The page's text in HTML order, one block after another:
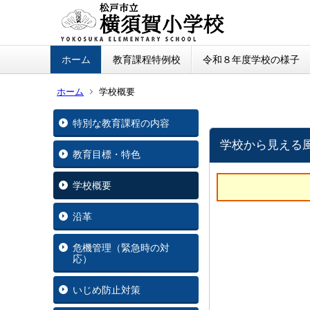
ホーム 教育課程特例校 令和８年度学校の様子
ホーム 学校概要
特別な教育課程の内容
教育目標・特色
学校概要
沿革
危機管理（緊急時の対
応）
いじめ防止対策
学校から見える